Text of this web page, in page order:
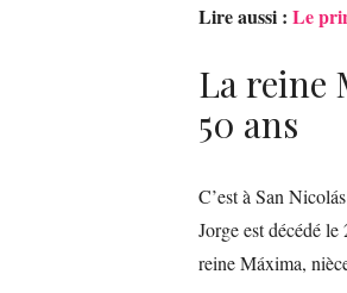
Lire aussi : Le
La reine
50 ans
C’est à San
Jorge est décédé
reine Máxima,